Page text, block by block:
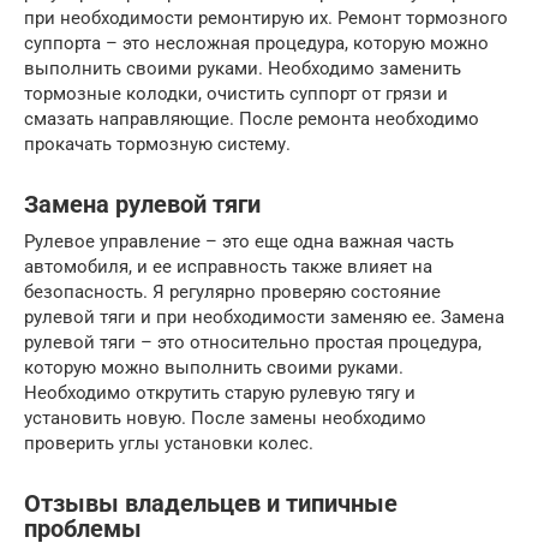
при необходимости ремонтирую их. Ремонт тормозного
суппорта – это несложная процедура, которую можно
выполнить своими руками. Необходимо заменить
тормозные колодки, очистить суппорт от грязи и
смазать направляющие. После ремонта необходимо
прокачать тормозную систему.
Замена рулевой тяги
Рулевое управление – это еще одна важная часть
автомобиля, и ее исправность также влияет на
безопасность. Я регулярно проверяю состояние
рулевой тяги и при необходимости заменяю ее. Замена
рулевой тяги – это относительно простая процедура,
которую можно выполнить своими руками.
Необходимо открутить старую рулевую тягу и
установить новую. После замены необходимо
проверить углы установки колес.
Отзывы владельцев и типичные
проблемы